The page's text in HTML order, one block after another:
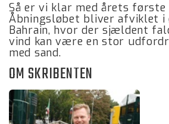
Så er vi klar med årets
Åbningsløbet bliver afviklet i
Bahrain, hvor der sjældent
vind kan være en stor
med sand.
OM SKRIBENTEN